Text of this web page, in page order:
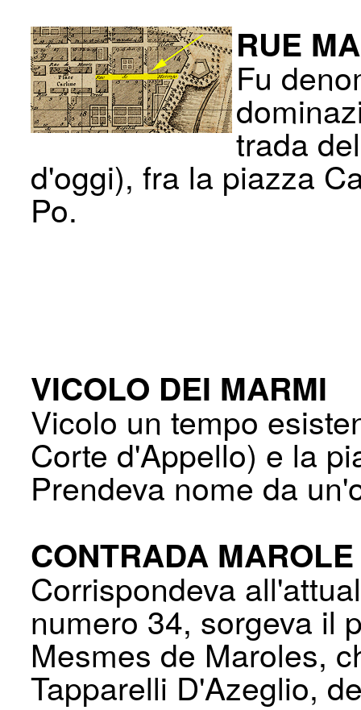
RUE
Fu
trada
d'oggi), fra la piazza
Po.
VICOLO DEI MARMI
Vicolo un tempo
Corte d'Ap­pello) e la
Prendeva nome da
CONTRADA
Corrispondeva
numero 34, sorgeva il
Mesmes de Maroles,
Tapparelli D'Azeglio,